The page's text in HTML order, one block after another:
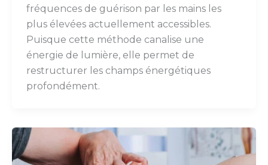
fréquences de guérison par les mains les
plus élevées actuellement accessibles.
Puisque cette méthode canalise une
énergie de lumière, elle permet de
restructurer les champs énergétiques
profondément.